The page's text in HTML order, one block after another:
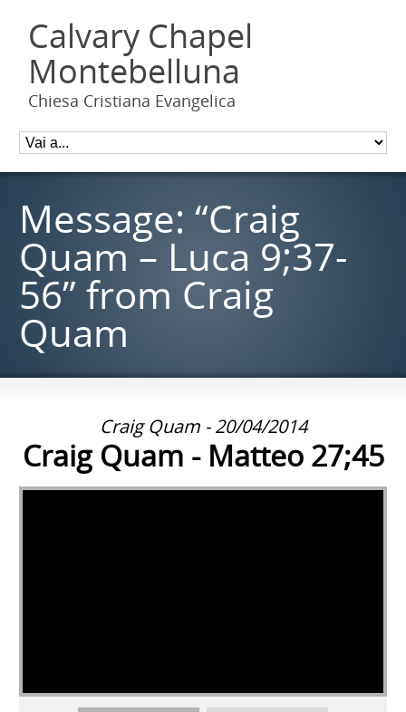
Calvary Chapel
Montebelluna
Chiesa Cristiana Evangelica
Message: “Craig
Quam – Luca 9;37-
56” from Craig
Quam
Craig Quam - 20/04/2014
Craig Quam - Matteo 27;45